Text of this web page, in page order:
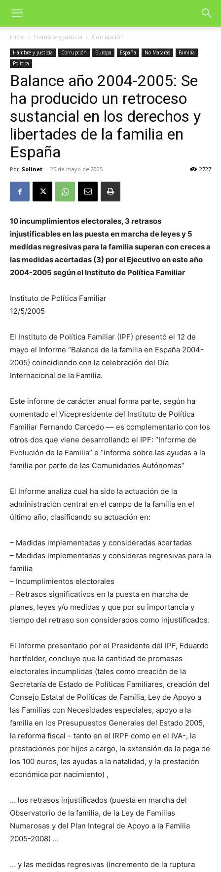
Inicio Hambre y justicia Corrupción
Hambre y justicia Corrupción Europa España No Matarás
Familia
Política
Balance año 2004-2005: Se
ha producido un retroceso
sustancial en los derechos y
libertades de la familia en
España
Por Solinet - 25 de mayo de 2005 2727
10 incumplimientos electorales, 3 retrasos
injustificables en las puesta en marcha de leyes y 5
medidas regresivas para la familia superan con creces a
las medidas acertadas (3) por el Ejecutivo en este año
2004-2005 según el Instituto de Política Familiar
Instituto de Política Familiar
12/5/2005
El Instituto de Política Familiar (IPF) presentó el 12 de
mayo el Informe “Balance de la familia en España 2004-
2005) coincidiendo con la celebración del Día
Internacional de la Familia.
Este informe de carácter anual forma parte, según ha
comentado el Vicepresidente del Instituto de Política
Familiar Fernando Carcedo –– es complementario con los
otros dos que viene desarrollando el IPF: “Informe de
Evolución de la Familia” e “informe sobre las ayudas a la
familia por parte de las Comunidades Autónomas”
El Informe analiza cual ha sido la actuación de la
administración central en el campo de la familia en el
último año, clasificando su actuación en:
– Medidas implementadas y consideradas acertadas
– Medidas implementadas y consideras regresivas para la
familia
– Incumplimientos electorales
– Retrasos significativos en la puesta en marcha de
planes, leyes y/o medidas y que por su importancia y
tiempo del retraso son considerados como injustificados.
El Informe presentado por el Presidente del IPF, Eduardo
hertfelder, concluye que la cantidad de promesas
electorales incumplidas (tales como creación de la
Secretaría de Estado de Políticas Familiares, creación del
Consejo Estatal de Políticas de Familia, Ley de Apoyo a
las Familias con Necesidades especiales, apoyo a la
familia en los Presupuestos Generales del Estado 2005,
la reforma fiscal – tanto en el IRPF como en el IVA-, la
prestaciones por hijos a cargo, la extensión de la paga de
los 100 euros, las ayudas a la natalidad, y la prestación
económica por nacimiento) ,
… los retrasos injustificados (puesta en marcha del
Observatorio de la familia, de la Ley de Familias
Numerosas y del Plan Integral de Apoyo a la Familia
2005-2008) …
… y las medidas regresivas (incremento de la ruptura